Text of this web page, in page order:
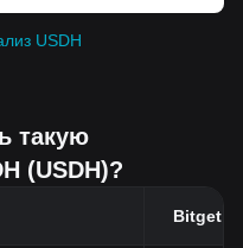
USDH
такую
(USDH)?
Bitget